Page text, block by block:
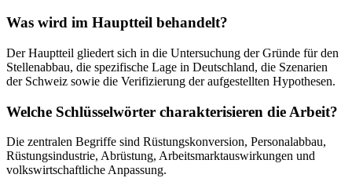
Was wird im Hauptteil behandelt?
Der Hauptteil gliedert sich in die Untersuchung der Gründe für den
Stellenabbau, die spezifische Lage in Deutschland, die Szenarien
der Schweiz sowie die Verifizierung der aufgestellten Hypothesen.
Welche Schlüsselwörter charakterisieren die Arbeit?
Die zentralen Begriffe sind Rüstungskonversion, Personalabbau,
Rüstungsindustrie, Abrüstung, Arbeitsmarktauswirkungen und
volkswirtschaftliche Anpassung.